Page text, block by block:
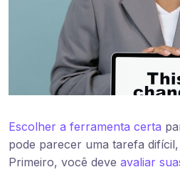
Escolher a ferramenta certa
pode parecer uma tarefa
Primeiro, você deve avaliar